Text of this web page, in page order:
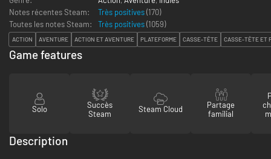
Notes récentes Steam:
Très positives(170)
Toutes les notes Steam:
Très positives(1059)
ACTION AVENTURE ACTION ET AVENTURE PLATEFORME CASSE-TÊTE CASSE-TÊTE ET
Game features
Solo
Succès
Steam
Steam Cloud
Partage
familial
Description